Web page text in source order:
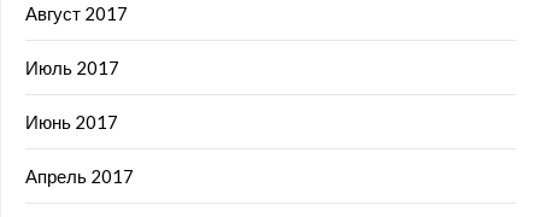
Август 2017
Июль 2017
Июнь 2017
Апрель 2017